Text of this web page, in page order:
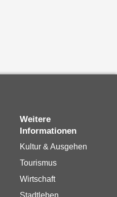
Weitere
Informationen
Kultur & Ausgehen
Tourismus
Wirtschaft
Stadtleben